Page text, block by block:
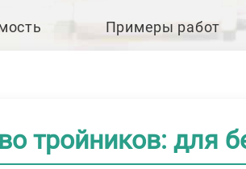
Примеры работ
тройников: для